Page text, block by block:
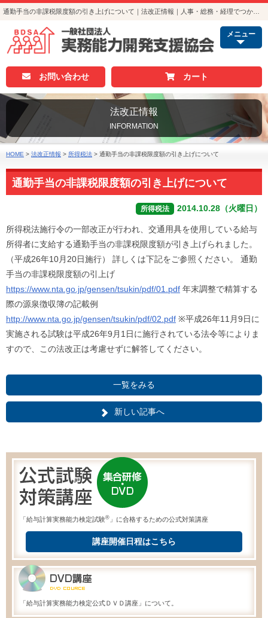
メニュー
お問い合わせ カート
法改正情報
INFORMATION
HOME > 法改正情報 > 所得税法 > 通勤手当の非課税限度額の引き上げについて
通勤手当の非課税限度額の引き上げについて
所得税法 2014.10.28（火曜日）
所得税法施行令の一部改正が行われ、交通用具を使用している給与
所得者に支給する通勤手当の非課税限度額が引き上げられました。
（平成26年10月20日施行） 詳しくは下記をご参照ください。 通勤
手当の非課税限度額の引上げ
https://www.nta.go.jp/gensen/tsukin/pdf/01.pdf 年末調整で精算する
際の源泉徴収簿の記載例
http://www.nta.go.jp/gensen/tsukin/pdf/02.pdf ※平成26年11月9日に
実施される試験は平成26年9月1日に施行されている法令等によりま
すので、この法改正は考慮せずに解答してください。
一覧をみる
新しい記事へ
「給与計算実務能力検定試験® 」に合格するための公式対策講座
講座開催日程はこちら
「給与計算実務能力検定公式ＤＶＤ講座」について。